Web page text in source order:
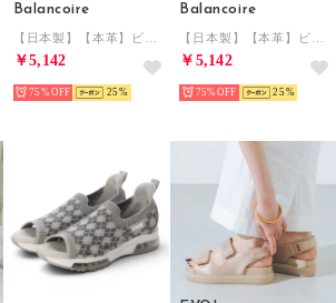
Balancoire
【日本製】【本革】ビジューコサージュローファー （ブラック）
￥5,142
75% 25
Balancoire
【日本製】【本革】ビジューコサージュローファー （トープ）
￥5,142
75% 25